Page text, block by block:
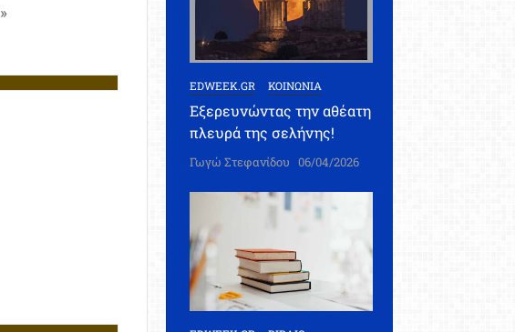
»
EDWEEK.GR ΚΟΙΝΩΝΙΑ
Εξερευνώντας την αθέατη
πλευρά της σελήνης!
Γωγώ Στεφανίδου 06/04/2026